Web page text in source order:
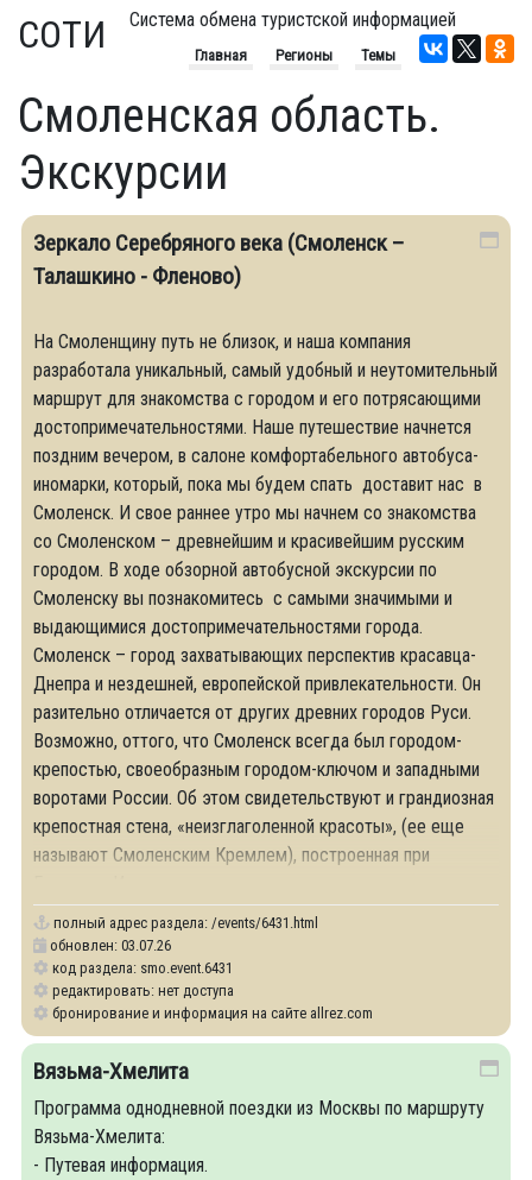
СОТИ Система обмена туристской информацией
Главная Регионы Темы
Смоленская область.
Экскурсии
Зеркало Серебряного века (Смоленск –
Талашкино - Фленово)
На Смоленщину путь не близок, и наша компания
разработала уникальный, самый удобный и неутомительный
маршрут для знакомства с городом и его потрясающими
достопримечательностями. Наше путешествие начнется
поздним вечером, в салоне комфортабельного автобуса-
иномарки, который, пока мы будем спать доставит нас в
Смоленск. И свое раннее утро мы начнем со знакомства
со Смоленском – древнейшим и красивейшим русским
городом. В ходе обзорной автобусной экскурсии по
Смоленску вы познакомитесь с самыми значимыми и
выдающимися достопримечательностями города.
Смоленск – город захватывающих перспектив красавца-
Днепра и нездешней, европейской привлекательности. Он
разительно отличается от других древних городов Руси.
Возможно, оттого, что Смоленск всегда был городом-
крепостью, своеобразным городом-ключом и западными
воротами России. Об этом свидетельствуют и грандиозная
крепостная стена, «неизглаголенной красоты», (ее еще
называют Смоленским Кремлем), построенная при
полный адрес раздела: /events/6431.html
обновлен: 03.07.26
код раздела: smo.event.6431
редактировать: нет доступа
бронирование и информация на сайте allrez.com
Вязьма-Хмелита
Программа однодневной поездки из Москвы по маршруту
Вязьма-Хмелита:
- Путевая информация.